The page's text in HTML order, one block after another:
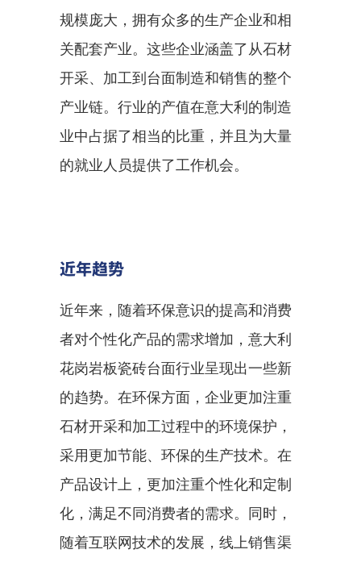
规模庞大，拥有众多的生产企业和相
关配套产业。这些企业涵盖了从石材
开采、加工到台面制造和销售的整个
产业链。行业的产值在意大利的制造
业中占据了相当的比重，并且为大量
的就业人员提供了工作机会。
近年趋势
近年来，随着环保意识的提高和消费
者对个性化产品的需求增加，意大利
花岗岩板瓷砖台面行业呈现出一些新
的趋势。在环保方面，企业更加注重
石材开采和加工过程中的环境保护，
采用更加节能、环保的生产技术。在
产品设计上，更加注重个性化和定制
化，满足不同消费者的需求。同时，
随着互联网技术的发展，线上销售渠